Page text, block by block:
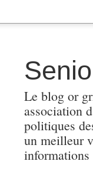
Le blog or
association
politiques
un meilleur
informations